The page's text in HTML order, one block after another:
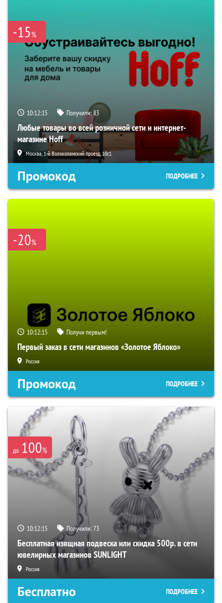
-15%
10:12:14 Получили:83
Любые товары во всей розничной сети и интернет-
магазине Hoff
Москва, 1-й Волоколамский проезд, 10с1
Промокод ПОДРОБНЕЕ
-20%
10:12:14 Получи первым!
Первый заказ в сети магазинов «Золотое Яблоко»
Россия
Промокод ПОДРОБНЕЕ
до 100%
10:12:14 Получили:73
Бесплатная изящная подвеска или скидка 500р. в сети
ювелирных магазинов SUNLIGHT
Россия
Бесплатно ПОДРОБНЕЕ